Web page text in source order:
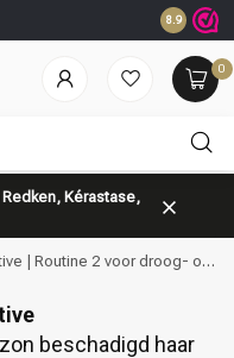
Voor
8.9
0
Kérastase,
zoek?
| Routine 2 voor droog- of
beschadigd haar